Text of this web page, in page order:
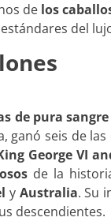
de los
del
de pura
ganó seis de
George VI
de la
y Australia. Su
descendientes.